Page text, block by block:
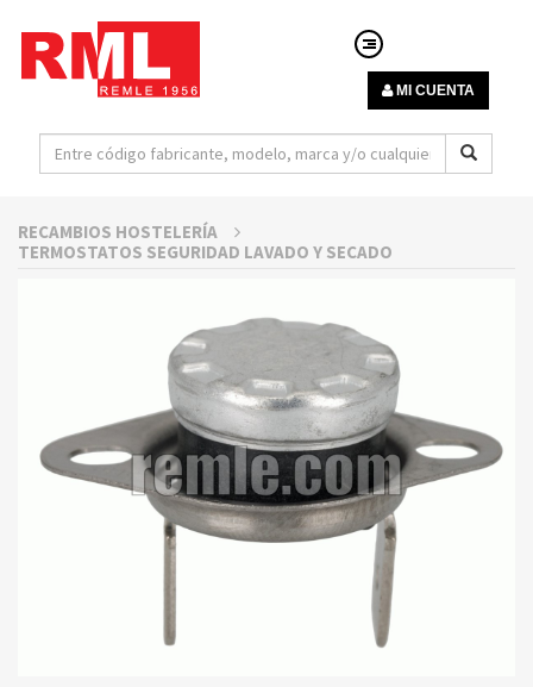
MI CUENTA
RECAMBIOS HOSTELERÍA
TERMOSTATOS SEGURIDAD LAVADO Y SECADO